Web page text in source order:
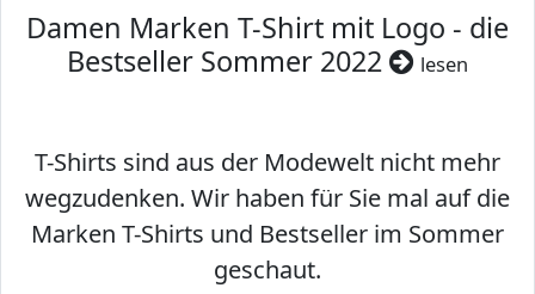
Damen Marken T-Shirt mit Logo - die
Bestseller Sommer 2022
lesen
T-Shirts sind aus der Modewelt nicht mehr
wegzudenken. Wir haben für Sie mal auf die
Marken T-Shirts und Bestseller im Sommer
geschaut.